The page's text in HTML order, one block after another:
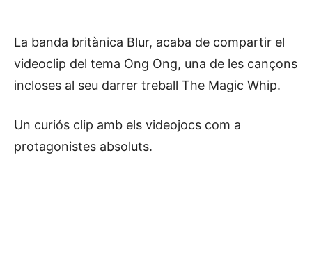
La banda britànica Blur, acaba de compartir el
videoclip del tema Ong Ong, una de les cançons
incloses al seu darrer treball The Magic Whip.
Un curiós clip amb els videojocs com a
protagonistes absoluts.